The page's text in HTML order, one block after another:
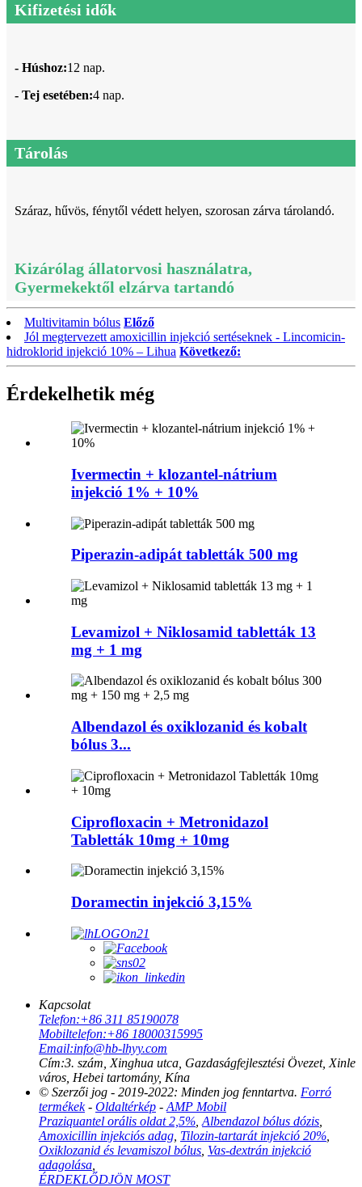
Kifizetési idők
- Húshoz:12 nap.
- Tej esetében:4 nap.
Tárolás
Száraz, hűvös, fénytől védett helyen, szorosan zárva tárolandó.
Kizárólag állatorvosi használatra,
Gyermekektől elzárva tartandó
Multivitamin bólus Előző
Jól megtervezett amoxicillin injekció sertéseknek - Lincomicin-
hidroklorid injekció 10% – Lihua Következő:
Érdekelhetik még
Ivermectin + klozantel-nátrium
injekció 1% + 10%
Piperazin-adipát tabletták 500 mg
Levamizol + Niklosamid tabletták 13
mg + 1 mg
Albendazol és oxiklozanid és kobalt
bólus 3...
Ciprofloxacin + Metronidazol
Tabletták 10mg + 10mg
Doramectin injekció 3,15%
Kapcsolat
Telefon:+86 311 85190078
Mobiltelefon:+86 18000315995
Email:info@hb-lhyy.com
Cím:3. szám, Xinghua utca, Gazdaságfejlesztési Övezet, Xinle
város, Hebei tartomány, Kína
© Szerzői jog - 2019-2022: Minden jog fenntartva. Forró
termékek- Oldaltérkép - AMP Mobil
Praziquantel orális oldat 2,5% Albendazol bólus dózis
Amoxicillin injekciós adag Tilozin-tartarát injekció 20%
Oxiklozanid és levamiszol bólus Vas-dextrán injekció
adagolása
ÉRDEKLŐDJÖN MOST